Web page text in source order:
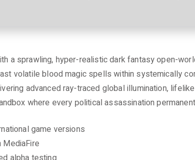
a sprawling, hyper-realistic dark fantasy open-
volatile blood magic spells within systemically
advanced ray-traced global illumination,
where every political assassination
game versions
MediaFire